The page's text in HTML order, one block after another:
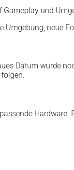
Gameplay und
Umgebung, neue
Datum wurde